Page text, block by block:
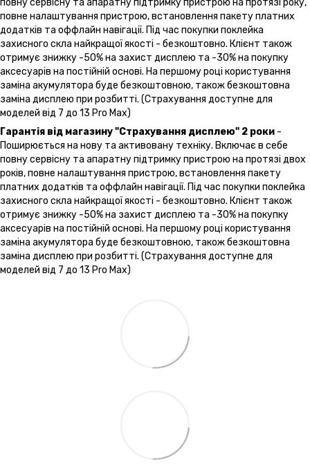
повну сервісну та апаратну підтримку пристрою на протязі року,
повне налаштування пристрою, встановлення пакету платних
додатків та оффлайн навігації. Під час покупки поклейка
захисного скла найкращої якості - безкоштовно. Клієнт також
отримує знижку -50% на захист дисплею та -30% на покупку
аксесуарів на постійній основі. На першому році користування
заміна акумулятора буде безкоштовною, також безкоштовна
заміна дисплею при розбитті. (Страхування доступне для
моделей від 7 до 13 Pro Max)
Гарантія від магазину "Страхування дисплею" 2 роки -
Поширюється на нову та активовану техніку. Включає в себе
повну сервісну та апаратну підтримку пристрою на протязі двох
років, повне налаштування пристрою, встановлення пакету
платних додатків та оффлайн навігації. Під час покупки поклейка
захисного скла найкращої якості - безкоштовно. Клієнт також
отримує знижку -50% на захист дисплею та -30% на покупку
аксесуарів на постійній основі. На першому році користування
заміна акумулятора буде безкоштовною, також безкоштовна
заміна дисплею при розбитті. (Страхування доступне для
моделей від 7 до 13 Pro Max)